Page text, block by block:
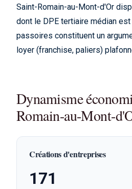
Saint-Romain-au-Mont-d'Or
dont le DPE tertiaire médian est
passoires constituent un
loyer (franchise, paliers)
Dynamisme
Romain-au-Mont-
Créations d'entreprises
171